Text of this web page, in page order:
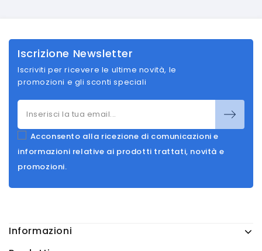
Iscrizione Newsletter
Iscriviti per ricevere le ultime novità, le
promozioni e gli sconti speciali
Acconsento alla ricezione di comunicazioni e
informazioni relative ai prodotti trattati, novità e
promozioni.
Informazioni